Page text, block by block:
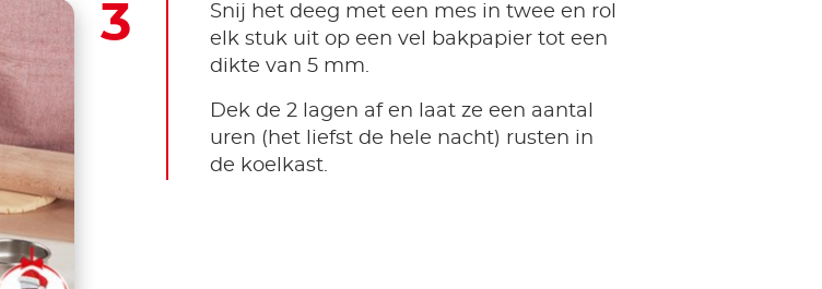
Snij het deeg met een mes in twee en rol
elk stuk uit op een vel bakpapier tot een
dikte van 5 mm.
Dek de 2 lagen af en laat ze een aantal
uren (het liefst de hele nacht) rusten in
de koelkast.